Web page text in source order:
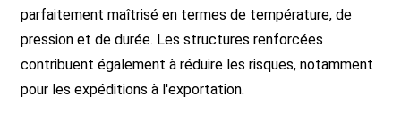
parfaitement maîtrisé en termes de température, de
pression et de durée. Les structures renforcées
contribuent également à réduire les risques, notamment
pour les expéditions à l'exportation.